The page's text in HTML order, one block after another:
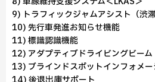
9) トラフィックジャムアシスト（渋
10) 先行車発進お知らせ機能
11) 標識認識機能
12) アダプティブドライビングビーム
13) ブラインドスポットインフォメー